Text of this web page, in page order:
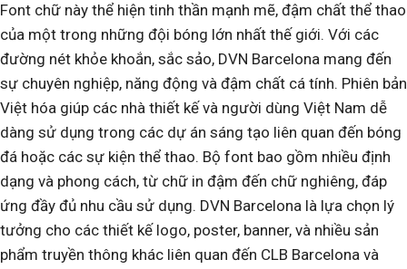
Font chữ này thể hiện tinh thần mạnh mẽ, đậm chất thể thao
của một trong những đội bóng lớn nhất thế giới. Với các
đường nét khỏe khoắn, sắc sảo, DVN Barcelona mang đến
sự chuyên nghiệp, năng động và đậm chất cá tính. Phiên bản
Việt hóa giúp các nhà thiết kế và người dùng Việt Nam dễ
dàng sử dụng trong các dự án sáng tạo liên quan đến bóng
đá hoặc các sự kiện thể thao. Bộ font bao gồm nhiều định
dạng và phong cách, từ chữ in đậm đến chữ nghiêng, đáp
ứng đầy đủ nhu cầu sử dụng. DVN Barcelona là lựa chọn lý
tưởng cho các thiết kế logo, poster, banner, và nhiều sản
phẩm truyền thông khác liên quan đến CLB Barcelona và